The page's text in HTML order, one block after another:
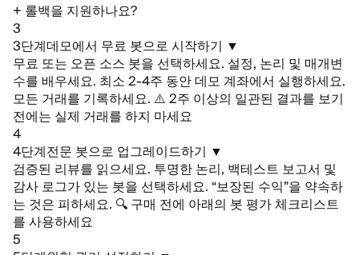
+ 롤백을 지원하나요?
3
3단계데모에서 무료 봇으로 시작하기 ▼
무료 또는 오픈 소스 봇을 선택하세요. 설정, 논리 및 매개변
수를 배우세요. 최소 2-4주 동안 데모 계좌에서 실행하세요.
모든 거래를 기록하세요. ⚠️ 2주 이상의 일관된 결과를 보기
전에는 실제 거래를 하지 마세요
4
4단계전문 봇으로 업그레이드하기 ▼
검증된 리뷰를 읽으세요. 투명한 논리, 백테스트 보고서 및
감사 로그가 있는 봇을 선택하세요. “보장된 수익”을 약속하
는 것은 피하세요. 🔍 구매 전에 아래의 봇 평가 체크리스트
를 사용하세요
5